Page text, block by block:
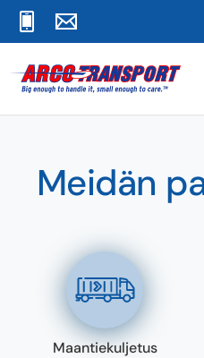
Maantiekuljetus
Meidän